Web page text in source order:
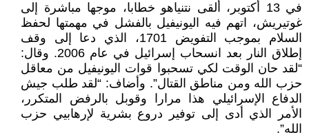
في 13 أكتوبر، ألقى نتنياهو خطابا، موجها مباشرة إلى
غوتيريش، اتهم فيه اليونيفيل بالفشل في مهمتها لحفظ
السلام بموجب التفويض 1701، الذي دعا إلى وقف
إطلاق النار بعد انسحاب إسرائيل في عام 2006. وقال:
“لقد حان الوقت لكي تسحبوا قوات اليونيفيل من معاقل
حزب الله ومن مناطق القتال”. وأضاف: “لقد طلب جيش
الدفاع الإسرائيلي هذا مرارا وقوبل بالرفض المتكرر،
الأمر الذي أدى إلى توفير دروع بشرية لإرهابيي حزب
الله”.